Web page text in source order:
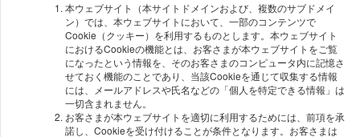
本ウェブサイト（本サイトドメインおよび、複数のサブドメイ
ン）では、本ウェブサイトにおいて、一部のコンテンツで
Cookie（クッキー）を利用するものとします。本ウェブサイト
におけるCookieの機能とは、お客さまが本ウェブサイトをご覧
になったという情報を、そのお客さまのコンピュータ内に記憶さ
せておく機能のことであり、当該Cookieを通じて収集する情報
には、メールアドレスや氏名などの「個人を特定できる情報」は
一切含まれません。
お客さまが本ウェブサイトを適切に利用するためには、前項を承
諾し、Cookieを受け付けることが条件となります。お客さまは